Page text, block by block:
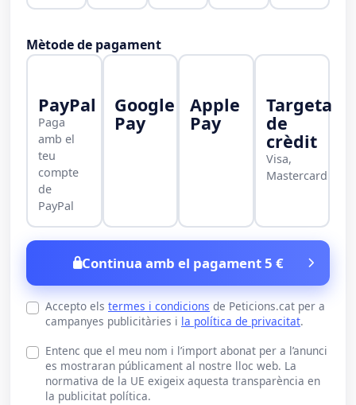
Mètode de pagament
PayPal
Paga
amb el
teu
compte
de
PayPal
Google
Pay
Apple
Pay
Targeta
de
crèdit
Visa,
Mastercard
Continua amb el pagament 5 €
Accepto els termes i condicions de Peticions.cat per a
campanyes publicitàries i la política de privacitat.
Entenc que el meu nom i l’import abonat per a l’anunci
es mostraran públicament al nostre lloc web. La
normativa de la UE exigeix aquesta transparència en
la publicitat política.